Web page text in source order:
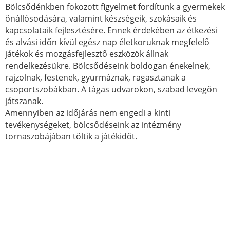
Bölcsődénkben fokozott figyelmet fordítunk a gyermekek
önállósodására, valamint készségeik, szokásaik és
kapcsolataik fejlesztésére. Ennek érdekében az étkezési
és alvási időn kívül egész nap életkoruknak megfelelő
játékok és mozgásfejlesztő eszközök állnak
rendelkezésükre. Bölcsődéseink boldogan énekelnek,
rajzolnak, festenek, gyurmáznak, ragasztanak a
csoportszobákban. A tágas udvarokon, szabad levegőn
játszanak.
Amennyiben az időjárás nem engedi a kinti
tevékenységeket, bölcsődéseink az intézmény
tornaszobájában töltik a játékidőt.